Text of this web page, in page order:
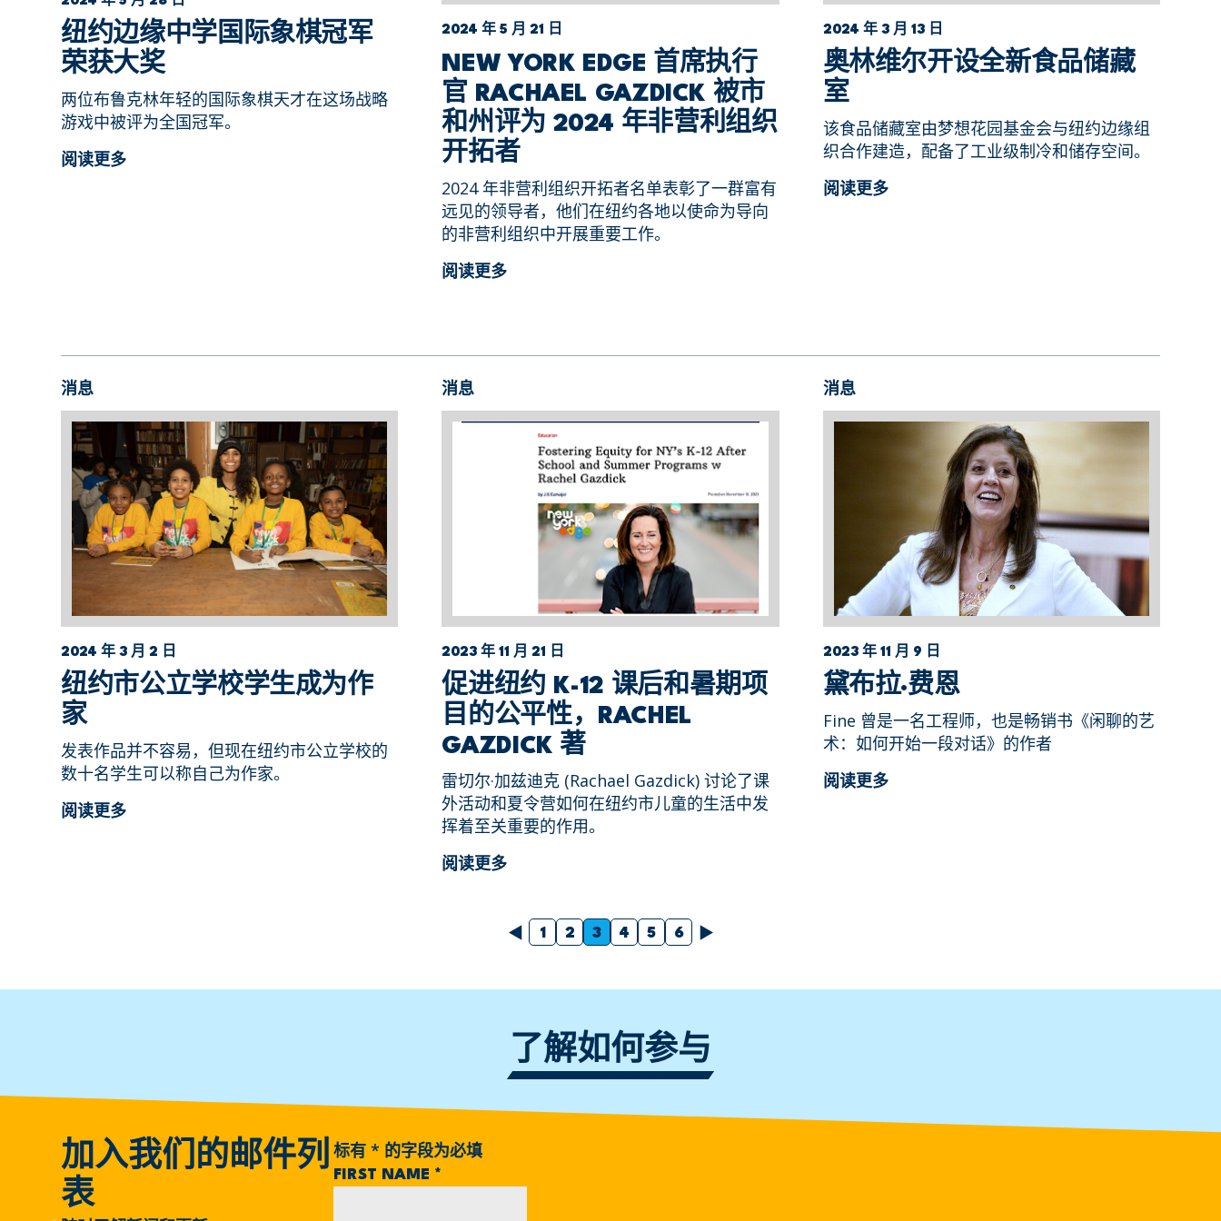
纽约边缘中学国际象棋冠军
荣获大奖
两位布鲁克林年轻的国际象棋天才在这场战略
游戏中被评为全国冠军。
阅读更多
2024 年 5 月 21 日
NEW YORK EDGE 首席执行
官 RACHAEL GAZDICK 被市
和州评为 2024 年非营利组织
开拓者
2024 年非营利组织开拓者名单表彰了一群富有
远见的领导者，他们在纽约各地以使命为导向
的非营利组织中开展重要工作。
阅读更多
2024 年 3 月 13 日
奥林维尔开设全新食品储藏
室
该食品储藏室由梦想花园基金会与纽约边缘组
织合作建造，配备了工业级制冷和储存空间。
阅读更多
消息
2024 年 3 月 2 日
纽约市公立学校学生成为作
家
发表作品并不容易，但现在纽约市公立学校的
数十名学生可以称自己为作家。
阅读更多
消息
2023 年 11 月 21 日
促进纽约 K-12 课后和暑期项
目的公平性，RACHEL
GAZDICK 著
雷切尔·加兹迪克 (Rachael Gazdick) 讨论了课
外活动和夏令营如何在纽约市儿童的生活中发
挥着至关重要的作用。
阅读更多
消息
2023 年 11 月 9 日
黛布拉·费恩
Fine 曾是一名工程师，也是畅销书《闲聊的艺
术：如何开始一段对话》的作者
阅读更多
以前的
1 2 3 4 5 6 下一个
了解如何参与
加入我们的邮件列
表
标有* 的字段为必填
FIRST NAME *